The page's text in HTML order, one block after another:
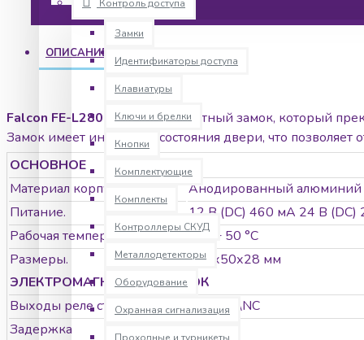
Контроль доступа
Замки
Идентификаторы доступа
Клавиатуры
Ключи и брелки
Кнопки
Комплектующие
Комплекты
Контроллеры СКУД
Металлодетекторы
Оборудование
Охранная сигнализация
ОПИСАНИЕ
Falcon FE-L280 - электромагнитный замок, который
Замок имеет индикатор состояния двери, что позволяет
от -40 до + 50. Замок позволяет выдерживать силу
Единица измерения: 1 шт
Габариты (мм): 250x55x28
Масса (кг): 1.35
ОСНОВНОЕ
Материал корпуса/
Анодированный алюминий
Питание.
12 В (DC) 460 мА 24 В (DC)
Рабочая температура/
-40 + 50 °С
Размеры.
250х50х28 мм
ЭЛЕКТРОМАГНИТНЫЙ ЗАМОК
Выходы реле статуса замка Есть NO\NC
Задержка